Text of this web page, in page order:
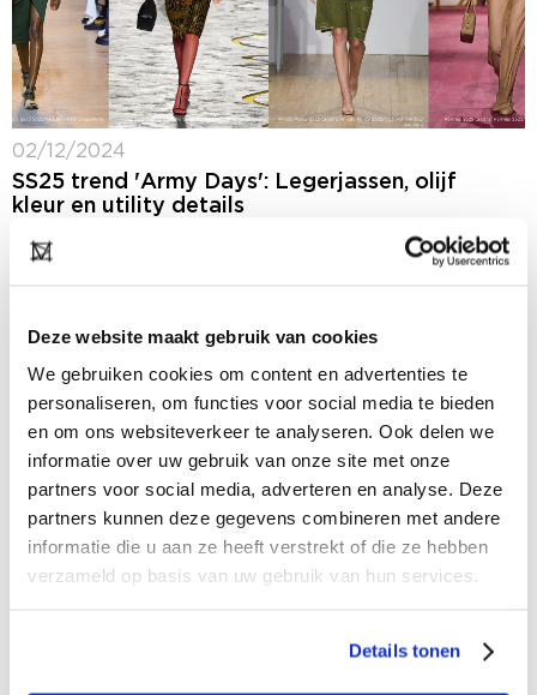
Deze website maakt gebruik van cookies
We gebruiken cookies om content en advertenties te
personaliseren, om functies voor social media te bieden
en om ons websiteverkeer te analyseren. Ook delen we
informatie over uw gebruik van onze site met onze
partners voor social media, adverteren en analyse. Deze
partners kunnen deze gegevens combineren met andere
informatie die u aan ze heeft verstrekt of die ze hebben
verzameld op basis van uw gebruik van hun services.
Details tonen
02/12/2024
SS25 trend 'Army Days': Legerjassen, olijf
kleur en utility details
Verschillende ontwerpers toonden variaties op
militaire en utilitaire stijlen tijdens het SS25 runway
presenteerden, combineerden anderen, zoals